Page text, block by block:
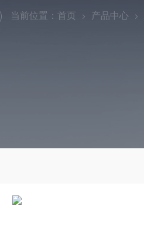
当前位置： 首页 产品中心